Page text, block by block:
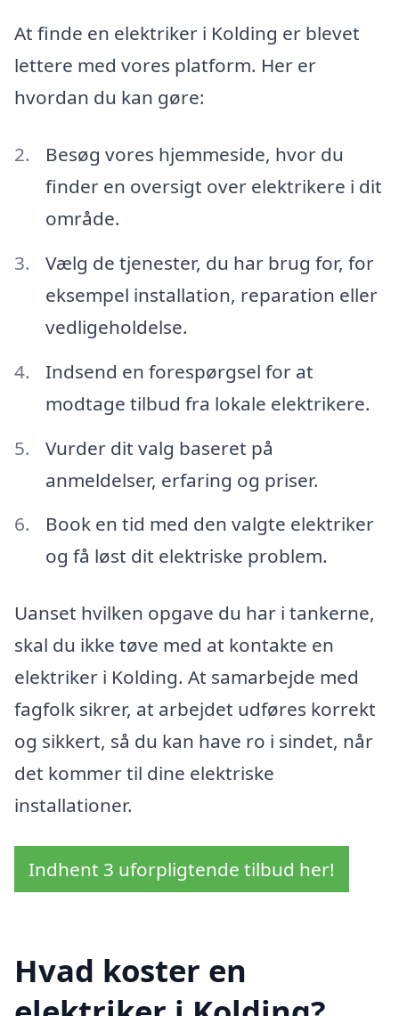
At finde en elektriker i Kolding er blevet
lettere med vores platform. Her er
hvordan du kan gøre:
Besøg vores hjemmeside, hvor du
finder en oversigt over elektrikere i dit
område.
Vælg de tjenester, du har brug for, for
eksempel installation, reparation eller
vedligeholdelse.
Indsend en forespørgsel for at
modtage tilbud fra lokale elektrikere.
Vurder dit valg baseret på
anmeldelser, erfaring og priser.
Book en tid med den valgte elektriker
og få løst dit elektriske problem.
Uanset hvilken opgave du har i tankerne,
skal du ikke tøve med at kontakte en
elektriker i Kolding. At samarbejde med
fagfolk sikrer, at arbejdet udføres korrekt
og sikkert, så du kan have ro i sindet, når
det kommer til dine elektriske
installationer.
Indhent 3 uforpligtende tilbud her!
Hvad koster en